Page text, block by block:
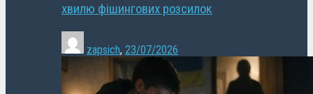
хвилю фішингових розсилок
zapsich, 23/07/2026